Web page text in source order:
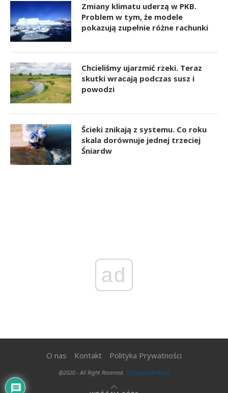
Zmiany klimatu uderzą w PKB.
Problem w tym, że modele
pokazują zupełnie różne rachunki
Chcieliśmy ujarzmić rzeki. Teraz
skutki wracają podczas susz i
powodzi
Ścieki znikają z systemu. Co roku
skala dorównuje jednej trzeciej
Śniardw
ad
O nas Kontakt Polityka Prywatności
@2020 - All Right Reserved. 300gospodarka.pl